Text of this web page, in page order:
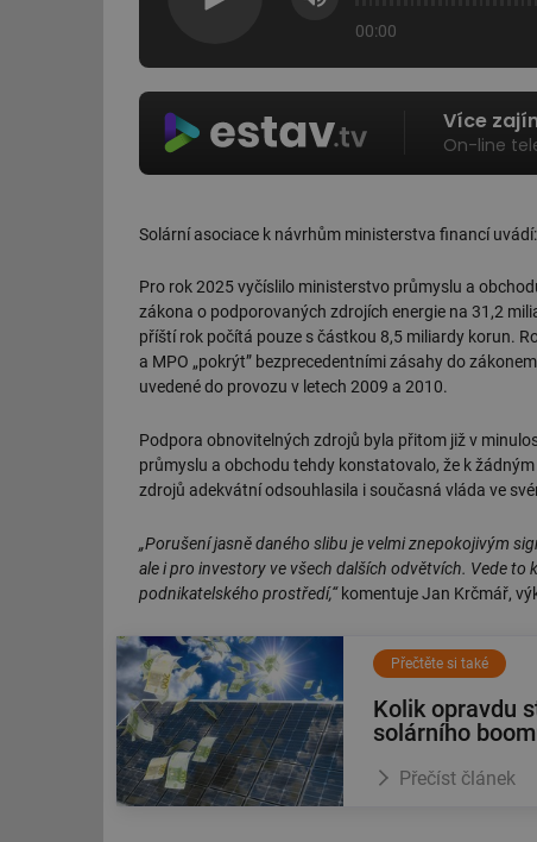
00:00
Více
On-line
Solární asociace k návrhům ministerstva financí uvádí:
Pro rok 2025 vyčíslilo ministerstvo průmyslu a
zákona o podporovaných zdrojích energie na 31,2
příští rok počítá pouze s částkou 8,5 miliardy korun.
a MPO „pokrýt” bezprecedentními zásahy do
uvedené do provozu v letech 2009 a 2010.
Podpora obnovitelných zdrojů byla přitom již v
průmyslu a obchodu tehdy konstatovalo, že k
zdrojů adekvátní odsouhlasila i současná vláda ve
„Porušení jasně daného slibu je velmi znepokojivým
ale i pro investory ve všech dalších odvětvích. Vede
podnikatelského prostředí,“komentuje Jan Krčmář,
Přečtěte si také
Kolik opravdu
solárního
Přečíst článek